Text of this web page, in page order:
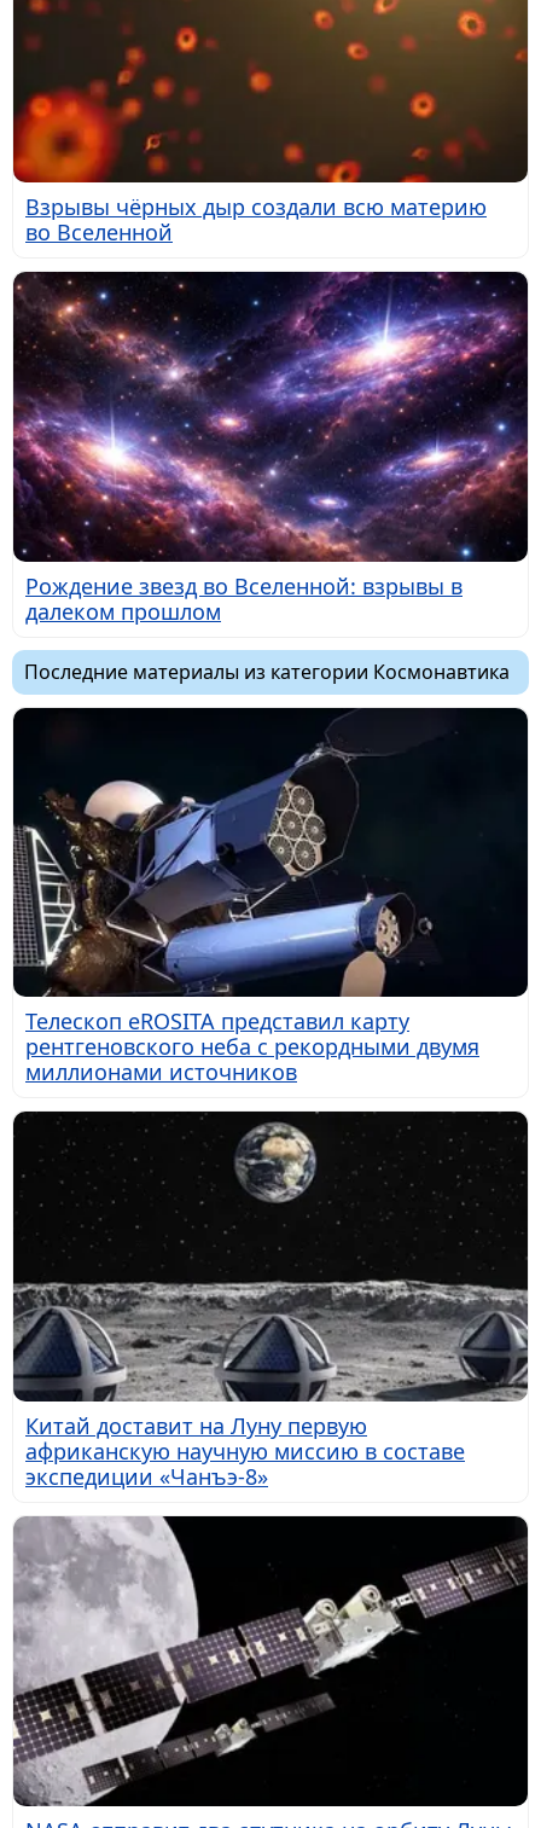
Взрывы чёрных дыр создали всю материю
во Вселенной
Рождение звезд во Вселенной: взрывы в
далеком прошлом
Последние материалы из категории Космонавтика
Телескоп eROSITA представил карту
рентгеновского неба с рекордными двумя
миллионами источников
Китай доставит на Луну первую
африканскую научную миссию в составе
экспедиции «Чанъэ-8»